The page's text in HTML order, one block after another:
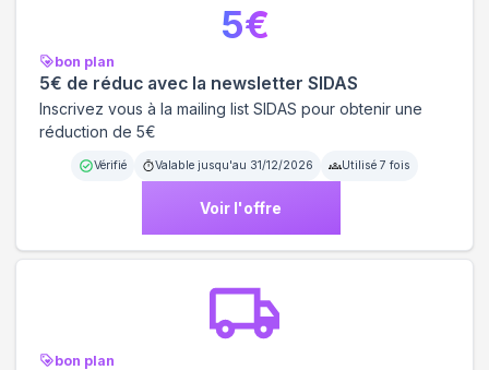
bon plan
5€ de réduc avec la newsletter SIDAS
Inscrivez vous à la mailing list SIDAS pour obtenir une
réduction de 5€
Vérifié Valable jusqu'au 31/12/2026 Utilisé 7 fois
Voir l'offre
5€
bon plan